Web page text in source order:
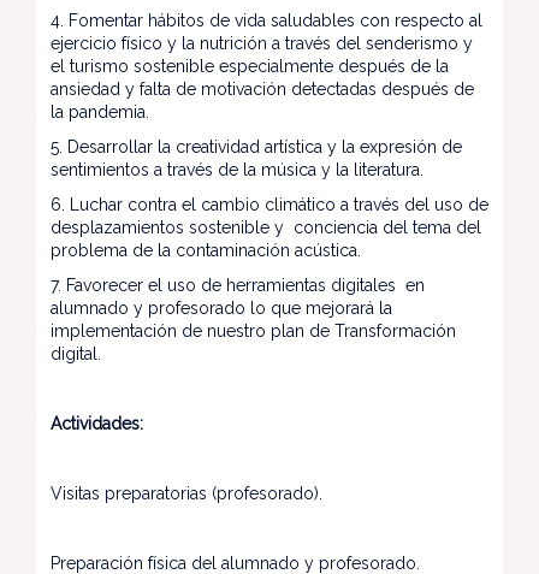
4. Fomentar hábitos de vida saludables con respecto al
ejercicio físico y la nutrición a través del senderismo y
el turismo sostenible especialmente después de la
ansiedad y falta de motivación detectadas después de
la pandemia.
5. Desarrollar la creatividad artística y la expresión de
sentimientos a través de la música y la literatura.
6. Luchar contra el cambio climático a través del uso de
desplazamientos sostenible y conciencia del tema del
problema de la contaminación acústica.
7. Favorecer el uso de herramientas digitales en
alumnado y profesorado lo que mejorará la
implementación de nuestro plan de Transformación
digital.
Actividades:
Visitas preparatorias (profesorado).
Preparación física del alumnado y profesorado.